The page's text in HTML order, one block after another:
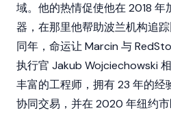
域。他的热情促使他在 2018
器，在那里他帮助波兰机构追踪
同年，命运让 Marcin 与
执行官 Jakub Wojciechowski
丰富的工程师，拥有 23 年的经
协同交易，并在 2020 年纽约